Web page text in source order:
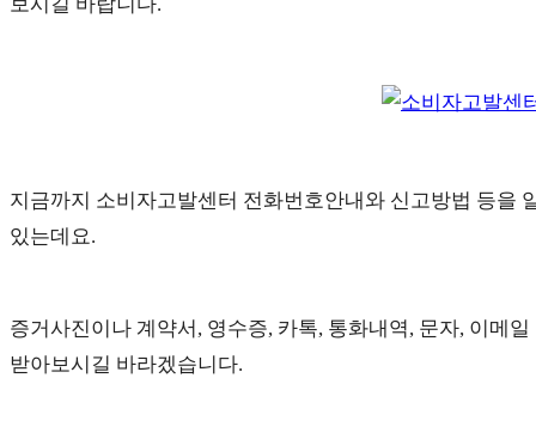
지금까지 소비자고발센터 전화번호안내와 신고방법 등을
있는데요.
증거사진이나 계약서, 영수증, 카톡, 통화내역, 문자, 이메
받아보시길 바라겠습니다.